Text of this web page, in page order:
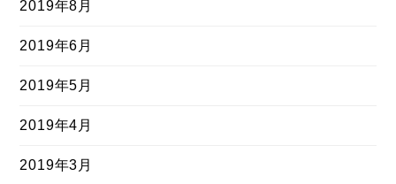
2019年8月
2019年6月
2019年5月
2019年4月
2019年3月